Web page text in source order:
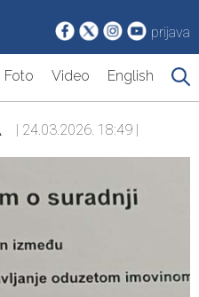
prijava
Foto Video English
| 24.03.2026. 18:49 |